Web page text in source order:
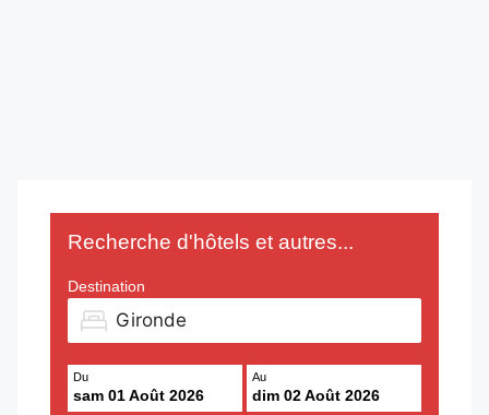
Recherche d'hôtels et autres...
Destination
Du
sam 01 Août 2026
Au
dim 02 Août 2026